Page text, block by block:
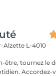
Alzette L-4010
être, tournez le
le plaisir